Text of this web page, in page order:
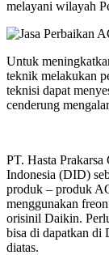
melayani wilayah
Untuk
teknik melakukan
teknisi dapat
cenderung
PT. Hasta
Indonesia (DID)
produk – produk
menggunakan
orisinil Daikin.
bisa di dapatkan di
diatas.